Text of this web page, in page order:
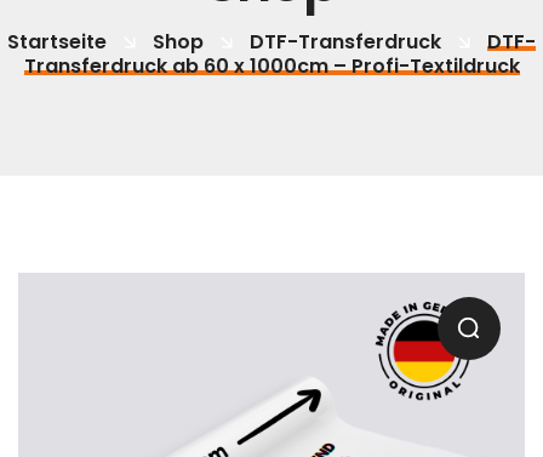
Startseite Shop DTF-Transferdruck
DTF-
Transferdruck ab 60 x 1000cm – Profi-Textildruck